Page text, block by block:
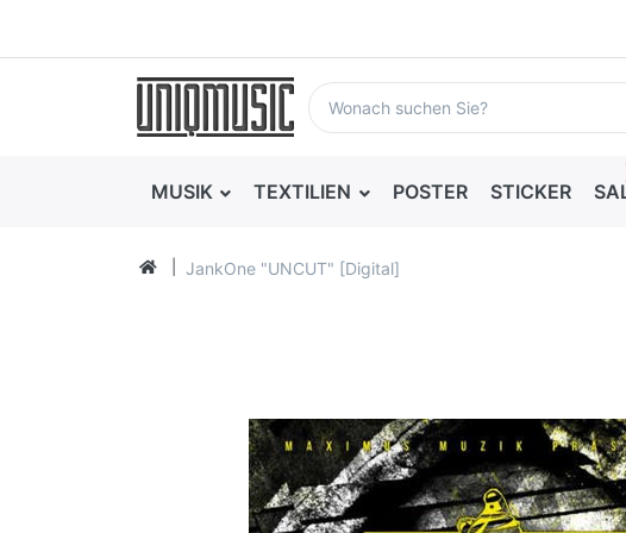
MUSIK TEXTILIEN POSTER STICKER
JankOne "UNCUT" [Digital]